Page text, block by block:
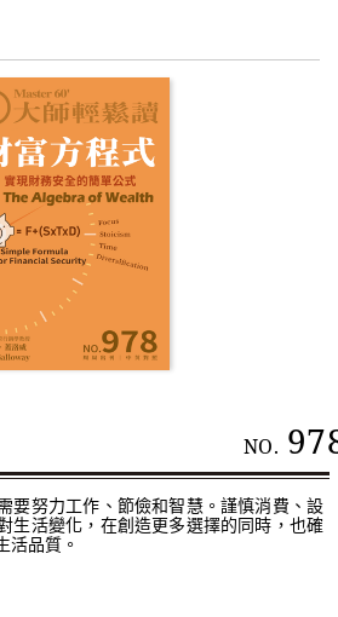
NO.
要努力工作、節儉和智慧。謹慎消費、設
生活變化，在創造更多選擇的同時，也確
活品質。